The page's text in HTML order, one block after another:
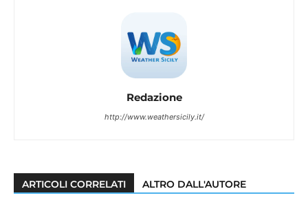
Redazione
http://www.weathersicily.it/
ARTICOLI CORRELATI ALTRO DALL'AUTORE